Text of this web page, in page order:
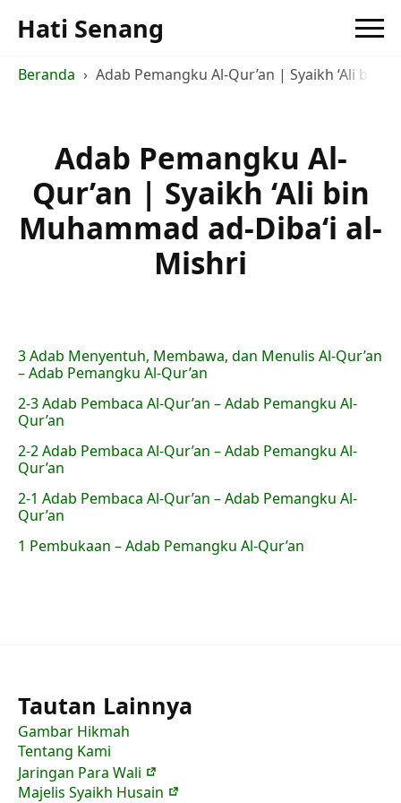
Hati Senang
Beranda Adab Pemangku Al-Qur’an | Syaikh ‘Ali bin
Adab Pemangku Al-
Qur’an | Syaikh ‘Ali bin
Muhammad ad-Diba‘i al-
Mishri
3 Adab Menyentuh, Membawa, dan Menulis Al-Qur’an
– Adab Pemangku Al-Qur’an
2-3 Adab Pembaca Al-Qur’an – Adab Pemangku Al-
Qur’an
2-2 Adab Pembaca Al-Qur’an – Adab Pemangku Al-
Qur’an
2-1 Adab Pembaca Al-Qur’an – Adab Pemangku Al-
Qur’an
1 Pembukaan – Adab Pemangku Al-Qur’an
Tautan Lainnya
Gambar Hikmah
Tentang Kami
Jaringan Para Wali
Majelis Syaikh Husain